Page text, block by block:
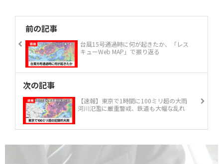
前の記事
台風15号通過時に何が起きたか、「レス
キューWeb MAP」で振り返る
次の記事
【速報】東京で1時間に100ミリ超の大雨
河川氾濫に厳重警戒、鉄道も大幅な乱れ